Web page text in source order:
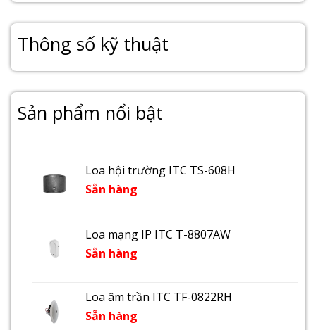
Thông số kỹ thuật
Sản phẩm nổi bật
Loa hội trường ITC TS-608H
Sẵn hàng
Loa mạng IP ITC T-8807AW
Sẵn hàng
Loa âm trần ITC TF-0822RH
Sẵn hàng